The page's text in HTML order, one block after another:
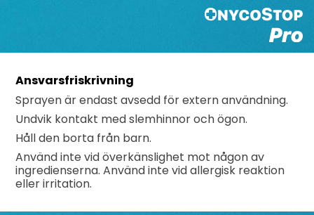
Ansvarsfriskrivning
Sprayen är endast avsedd för extern användning.
Undvik kontakt med slemhinnor och ögon.
Håll den borta från barn.
Använd inte vid överkänslighet mot någon av
ingredienserna. Använd inte vid allergisk reaktion
eller irritation.